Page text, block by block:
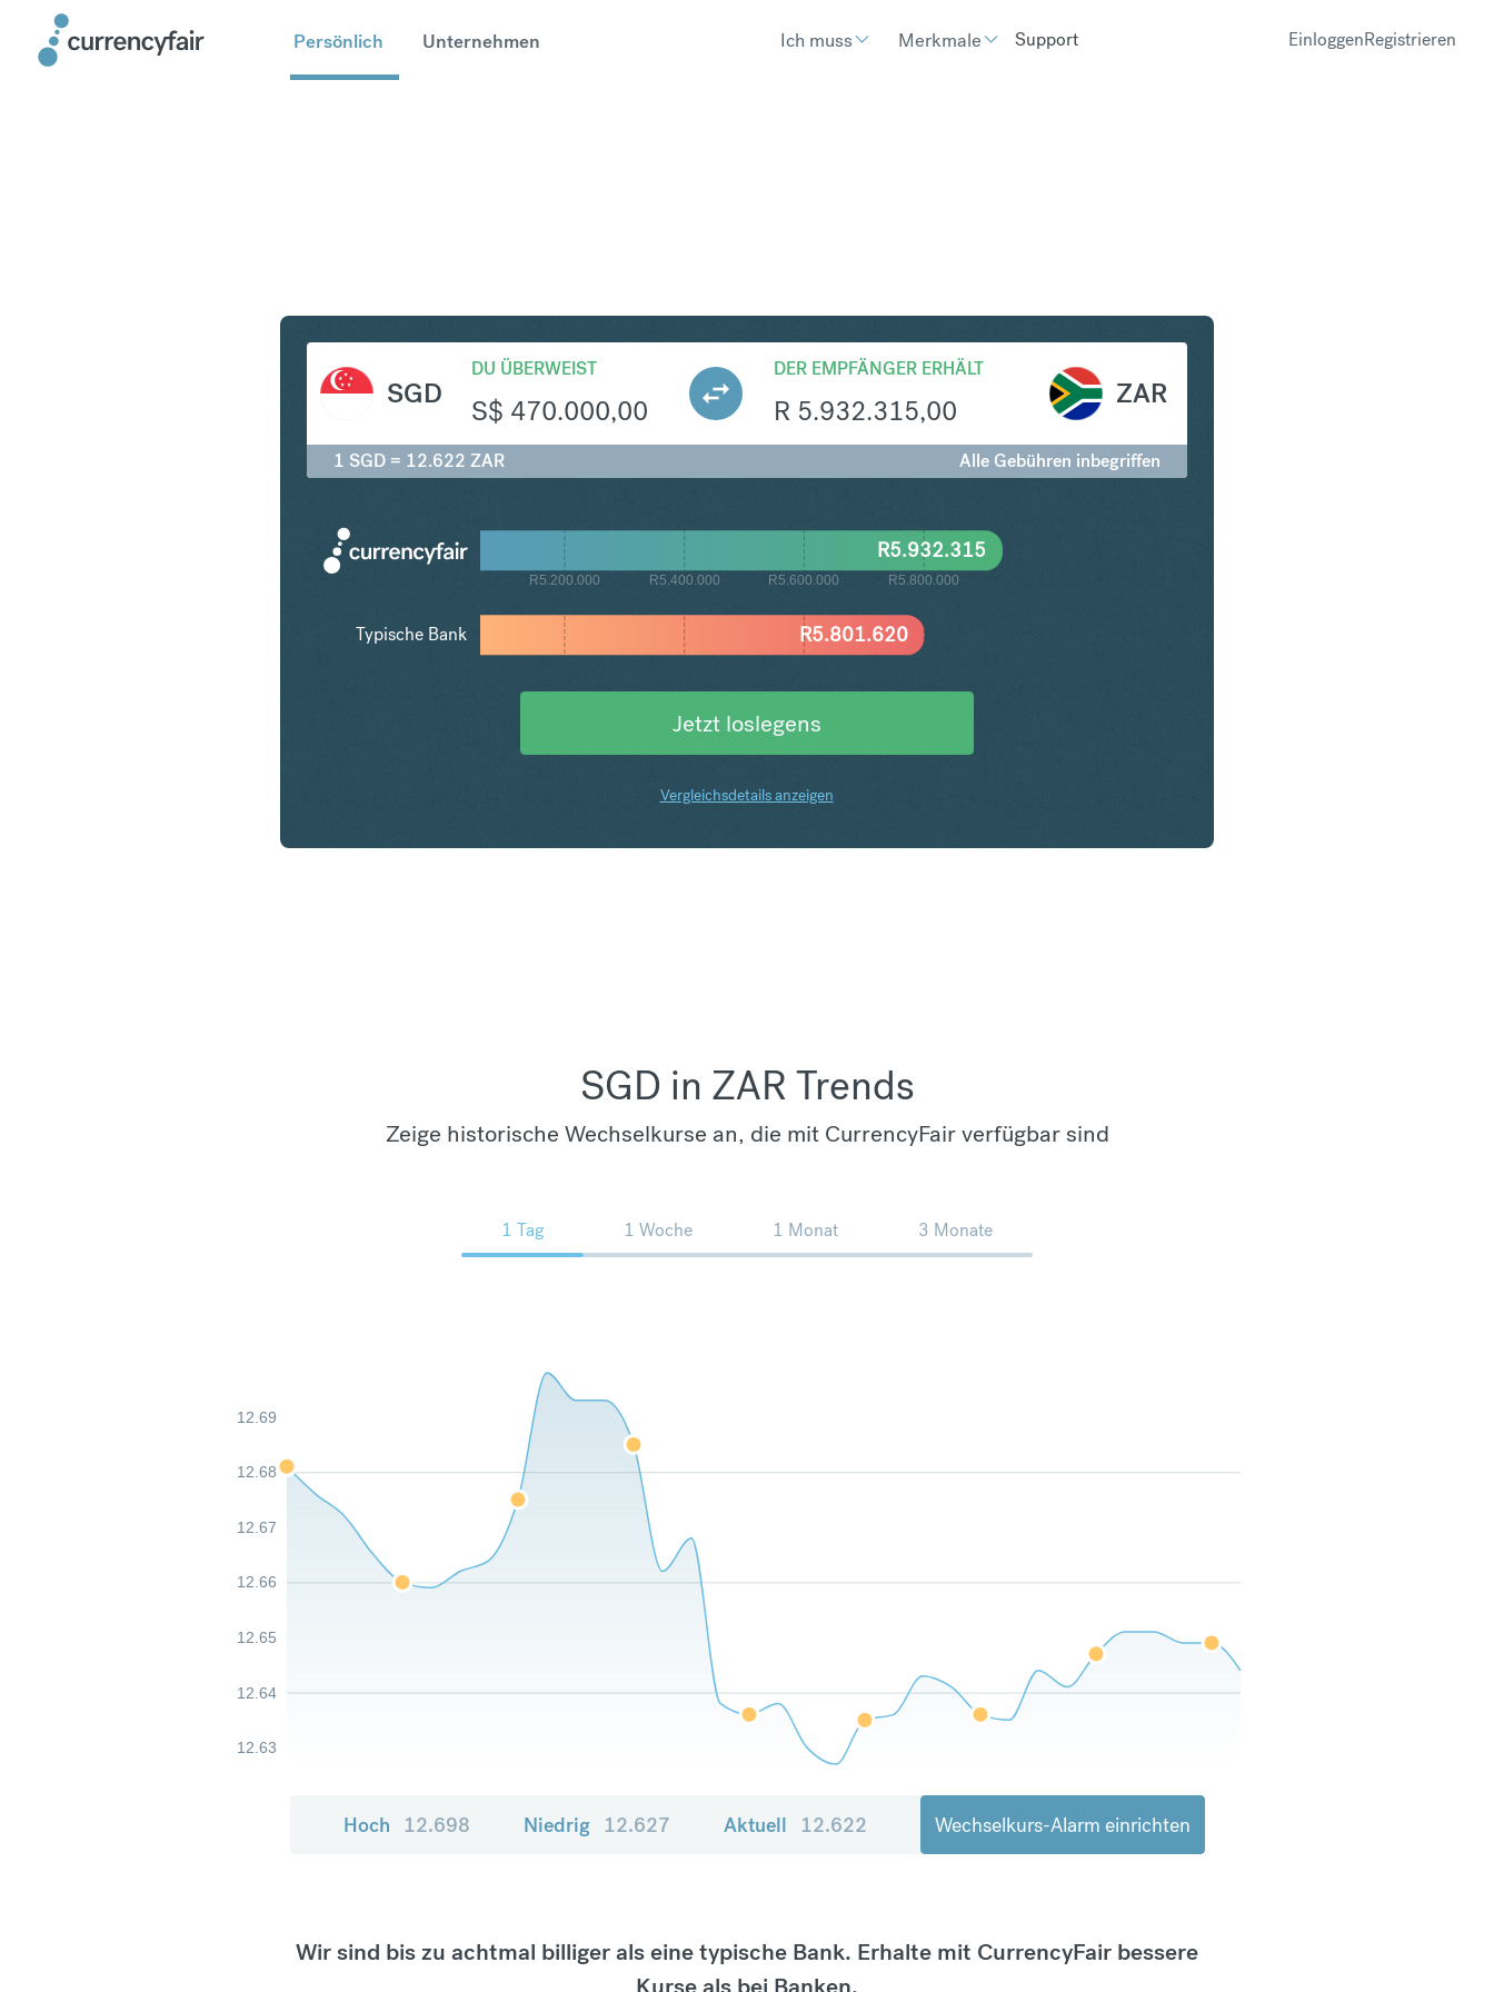
Persönlich Unternehmen Ich muss Merkmale Support EinloggenRegistrieren
SGD
DU ÜBERWEIST
S$ 470.000,00
DER EMPFÄNGER ERHÄLT
R 5.932.315,00
ZAR
1 SGD = 12.622 ZAR Alle Gebühren inbegriffen
R5.200.000 R5.400.000 R5.600.000 R5.800.000
R5.801.620
R5.932.315
Typische Bank
Jetzt loslegens
Vergleichsdetails anzeigen
SGD in ZAR Trends
Zeige historische Wechselkurse an, die mit CurrencyFair verfügbar sind
1 Tag 1 Woche 1 Monat 3 Monate
12.63
12.64
12.65
12.66
12.67
12.68
12.69
Hoch 12.698 Niedrig 12.627 Aktuell 12.622 Wechselkurs-Alarm einrichten
Wir sind bis zu achtmal billiger als eine typische Bank. Erhalte mit CurrencyFair bessere
Kurse als bei Banken.